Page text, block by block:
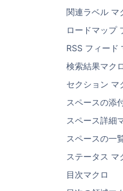
関連ラベル マ
ロードマップ
RSS フィード
検索結果マク
セクション マ
スペースの添
スペース詳細
スペースの一
ステータス マ
目次マクロ
パネル タイトル
(title)
枠線のスタイル
(borderStyle)